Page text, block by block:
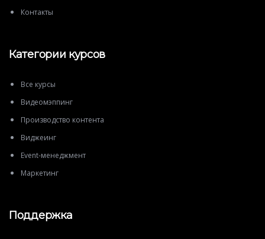
Контакты
Категории курсов
Все курсы
Видеомэппинг
Производство контента
Виджеинг
Event-менеджмент
Маркетинг
Поддержка